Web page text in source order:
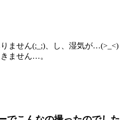
ません(;_;)、し、湿気が…(>_<)
ません…。